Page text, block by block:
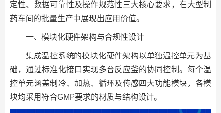
定性、数据可靠性及操作规范性三大核心要求，在大型制
药车间的批量生产中展现出应用价值。
一、模块化硬件架构与合规性设计
集成温控系统的模块化硬件架构以单独温控单元为基
础，通过标准化接口实现多台反应釜的协同控制。每个温
控单元涵盖制冷、加热、循环及传感四大功能模块，各模
块均采用符合GMP要求的材质与结构设计。